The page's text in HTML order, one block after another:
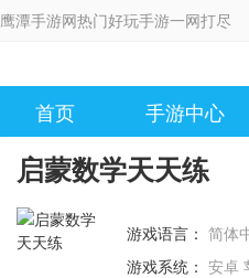
鹰潭手游网热门好玩手游一网打尽
首页 手游中心
启蒙数学天天练
游戏语言： 简体
游戏系统： 安卓